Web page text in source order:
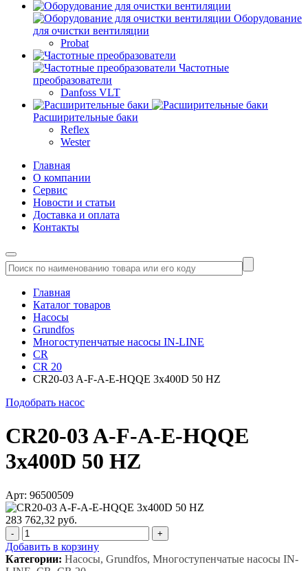
Оборудование
для очистки вентиляции
Probat
Частотные
преобразователи
Danfoss VLT
Расширительные баки
Reflex
Wester
Главная
О компании
Сервис
Новости и статьи
Доставка и оплата
Контакты
Главная
Каталог товаров
Насосы
Grundfos
Многоступенчатые насосы IN-LINE
CR
CR 20
CR20-03 A-F-A-E-HQQE 3x400D 50 HZ
Подобрать насос
CR20-03 A-F-A-E-HQQE
3x400D 50 HZ
Арт: 96500509
283 762,32 руб.
- +
Добавить в корзину
Категории: Насосы, Grundfos, Многоступенчатые насосы IN-